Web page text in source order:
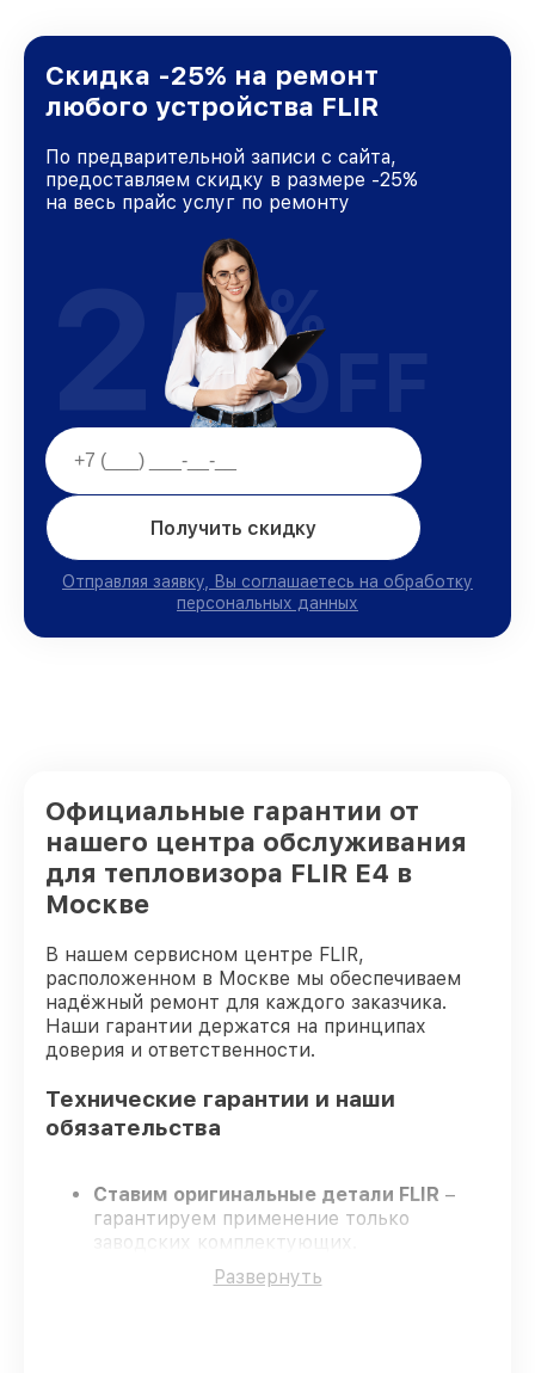
Скидка -25% на ремонт
любого устройства FLIR
По предварительной записи с сайта,
предоставляем скидку в размере -25%
на весь прайс услуг по ремонту
Получить скидку
Отправляя заявку, Вы соглашаетесь на обработку
персональных данных
25%
OFF
Официальные гарантии от
нашего центра обслуживания
для тепловизора FLIR E4 в
Москве
В нашем сервисном центре FLIR,
расположенном в Москве мы обеспечиваем
надёжный ремонт для каждого заказчика.
Наши гарантии держатся на принципах
доверия и ответственности.
Технические гарантии и наши
обязательства
Ставим оригинальные детали FLIR –
гарантируем применение только
заводских комплектующих.
Квалифицированные специалисты
проходят постоянное обучение, что
Развернуть